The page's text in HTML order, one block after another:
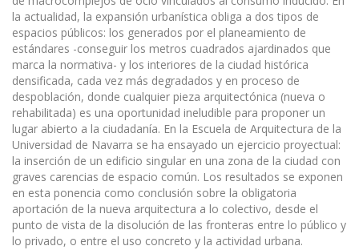
la actualidad, la expansión urbanística obliga a dos tipos de
espacios públicos: los generados por el planeamiento de
estándares -conseguir los metros cuadrados ajardinados que
marca la normativa- y los interiores de la ciudad histórica
densificada, cada vez más degradados y en proceso de
despoblación, donde cualquier pieza arquitectónica (nueva o
rehabilitada) es una oportunidad ineludible para proponer un
lugar abierto a la ciudadanía. En la Escuela de Arquitectura de la
Universidad de Navarra se ha ensayado un ejercicio proyectual:
la inserción de un edificio singular en una zona de la ciudad con
graves carencias de espacio común. Los resultados se exponen
en esta ponencia como conclusión sobre la obligatoria
aportación de la nueva arquitectura a lo colectivo, desde el
punto de vista de la disolución de las fronteras entre lo público y
lo privado, o entre el uso concreto y la actividad urbana.